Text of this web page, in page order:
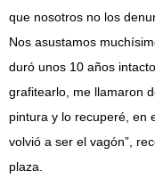
que nosotros no los
Nos asustamos
duró unos 10 años
grafitearlo, me llamaron
pintura y lo recuperé, en
volvió a ser el vagón”,
plaza.